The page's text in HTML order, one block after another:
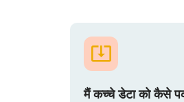
मैं कच्चे डेटा को कैसे